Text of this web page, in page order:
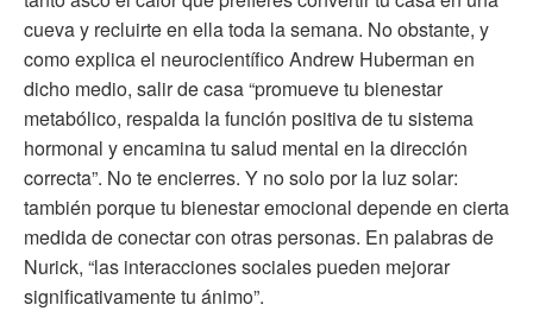
cueva y recluirte en ella toda la semana. No obstante, y
como explica el neurocientífico Andrew Huberman en
dicho medio, salir de casa “promueve tu bienestar
metabólico, respalda la función positiva de tu sistema
hormonal y encamina tu salud mental en la dirección
correcta”. No te encierres. Y no solo por la luz solar:
también porque tu bienestar emocional depende en cierta
medida de conectar con otras personas. En palabras de
Nurick, “las interacciones sociales pueden mejorar
significativamente tu ánimo”.